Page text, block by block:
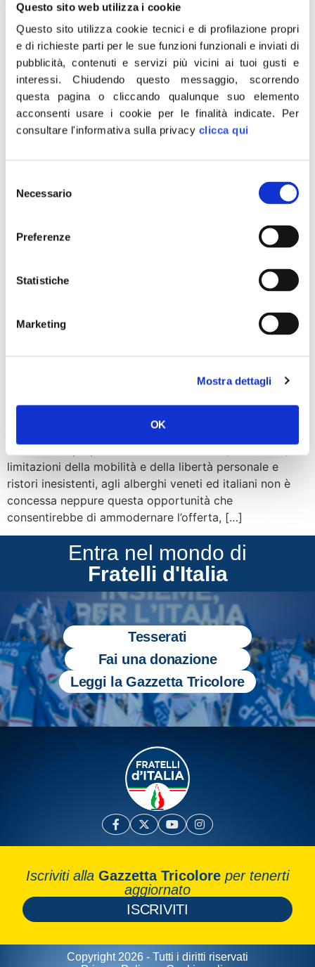
Questo sito web utilizza i cookie
Questo sito utilizza cookie tecnici e di profilazione propri
e di richieste parti per le sue funzioni funzionali e inviati di
pubblicità, contenuti e servizi più vicini ai tuoi gusti e
interessi.Chiudendo questo messaggio, scorrendo
questa pagina o cliccando qualunque suo elemento
acconsenti usare i cookie per le finalità indicate. Per
consultare l'informativa sulla privacy clicca qui
delNecessario
Preferenze
Statistiche
Marketing
Mostra dettagli
OK
dimostrazione di poca
attenzione che il Governo
sta dedicando al settore
turismo. Basta promesse: a
più di un anno dall’inizio
attenzione che il governo sta dedicando al comparto
turistico. Dopo più di un anno di chiusure, restrizioni,
limitazioni della mobilità e della libertà personale e
ristori inesistenti, agli alberghi veneti ed italiani non è
concessa neppure questa opportunità che
consentirebbe di ammodernare l’offerta, […]
Entra nel mondo di
Fratelli d'Italia
Tesserati
Fai una donazione
Leggi la Gazzetta Tricolore
Iscriviti alla Gazzetta Tricolore per tenerti
aggiornato
ISCRIVITI
Copyright 2026 - Tutti i diritti riservati